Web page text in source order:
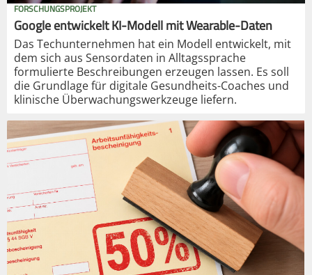
FORSCHUNGSPROJEKT
Google entwickelt KI-Modell mit Wearable-Daten
Das Techunternehmen hat ein Modell entwickelt, mit
dem sich aus Sensordaten in Alltagssprache
formulierte Beschreibungen erzeugen lassen. Es soll
die Grundlage für digitale Gesundheits-Coaches und
klinische Überwachungswerkzeuge liefern.